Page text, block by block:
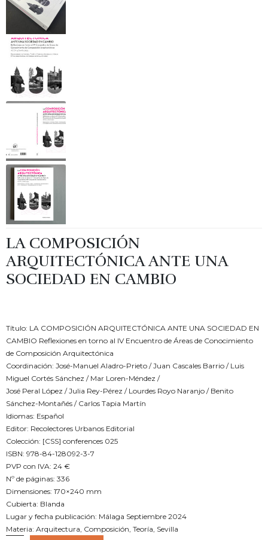
LA COMPOSICIÓN
ARQUITECTÓNICA ANTE UNA
SOCIEDAD EN CAMBIO
Título: LA COMPOSICIÓN ARQUITECTÓNICA ANTE UNA SOCIEDAD EN
CAMBIO Reflexiones en torno al IV Encuentro de Áreas de Conocimiento
de Composición Arquitectónica
Coordinación: José-Manuel Aladro-Prieto / Juan Cascales Barrio / Luis
Miguel Cortés Sánchez / Mar Loren-Méndez /
José Peral López / Julia Rey-Pérez / Lourdes Royo Naranjo / Benito
Sánchez-Montañés / Carlos Tapia Martín
Idiomas: Español
Editor: Recolectores Urbanos Editorial
Colección: [CSS] conferences 025
ISBN: 978-84-128092-3-7
PVP con IVA: 24 €
Nº de páginas: 336
Dimensiones: 170×240 mm
Cubierta: Blanda
Lugar y fecha publicación: Málaga Septiembre 2024
Materia: Arquitectura, Composición, Teoría, Sevilla